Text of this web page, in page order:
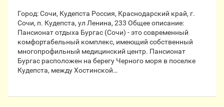
Город: Сочи, Кудепста Россия, Краснодарский край, г.
Сочи, п. Кудепста, ул Ленина, 233 Общее описание:
Пансионат отдыха Бургас (Сочи) - это современный
комфортабельный комплекс, имеющий собственный
многопрофильный медицинский центр. Пансионат
Бургас расположен на берегу Черного моря в поселке
Кудепста, между Хостинской…